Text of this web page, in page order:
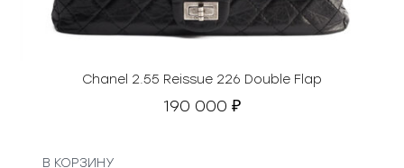
Chanel 2.55 Reissue 226 Double Flap
190 000 ₽
В КОРЗИНУ